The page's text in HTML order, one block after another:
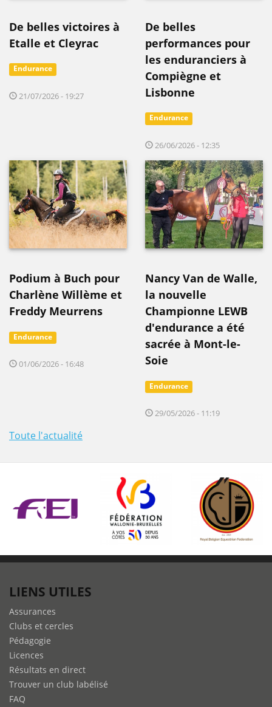
De belles victoires à
Etalle et Cleyrac
Endurance
21/07/2026 - 19:27
De belles
performances pour
les enduranciers à
Compiègne et
Lisbonne
Endurance
26/06/2026 - 12:35
Podium à Buch pour
Charlène Willème et
Freddy Meurrens
Endurance
01/06/2026 - 16:48
Nancy Van de Walle,
la nouvelle
Championne LEWB
d'endurance a été
sacrée à Mont-le-
Soie
Endurance
29/05/2026 - 11:19
Toute l'actualité
LIENS UTILES
Assurances
Clubs et cercles
Pédagogie
Licences
Résultats en direct
Trouver un club labélisé
FAQ